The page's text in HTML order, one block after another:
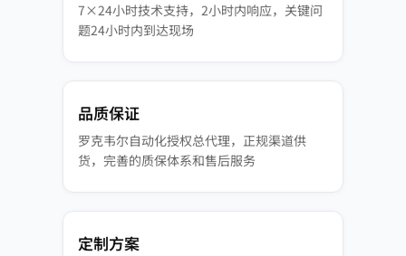
7×24小时技术支持，2小时内响应，关键问
题24小时内到达现场
品质保证
罗克韦尔自动化授权总代理，正规渠道供
货，完善的质保体系和售后服务
定制方案